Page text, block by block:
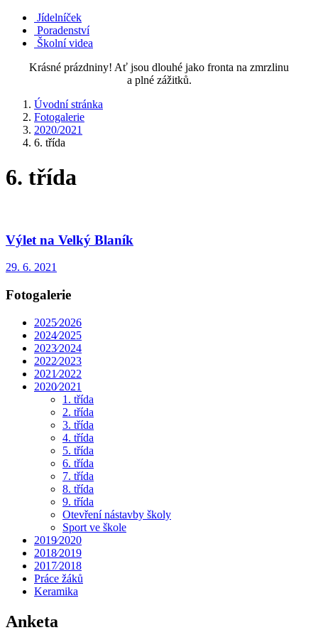
Jídelníček
Poradenství
Školní videa
Krásné prázdniny! Ať jsou dlouhé jako fronta na zmrzlinu
a plné zážitků.
Úvodní stránka
Fotogalerie
2020/2021
6. třída
6. třída
Výlet na Velký Blaník
29. 6. 2021
Fotogalerie
2025⁄2026
2024⁄2025
2023⁄2024
2022⁄2023
2021⁄2022
2020⁄2021
1. třída
2. třída
3. třída
4. třída
5. třída
6. třída
7. třída
8. třída
9. třída
Otevření nástavby školy
Sport ve škole
2019⁄2020
2018⁄2019
2017⁄2018
Práce žáků
Keramika
Anketa